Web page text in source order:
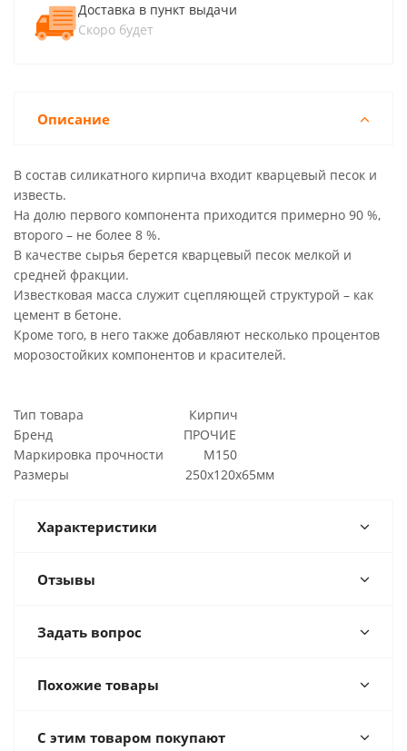
Доставка в пункт выдачи
Скоро будет
Описание
В состав силикатного кирпича входит кварцевый песок и
известь.
На долю первого компонента приходится примерно 90 %,
второго – не более 8 %.
В качестве сырья берется кварцевый песок мелкой и
средней фракции.
Известковая масса служит сцепляющей структурой – как
цемент в бетоне.
Кроме того, в него также добавляют несколько процентов
морозостойких компонентов и красителей.
Тип товара Кирпич
Бренд ПРОЧИЕ
Маркировка прочности М150
Размеры 250х120х65мм
Характеристики
Отзывы
Задать вопрос
Похожие товары
С этим товаром покупают